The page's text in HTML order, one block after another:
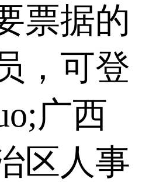
票据的
，可登
广西
区人事